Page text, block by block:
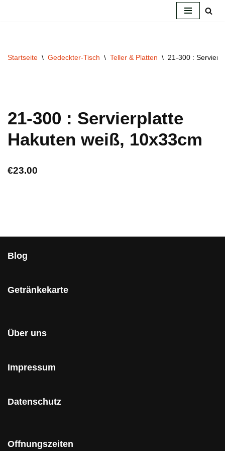
Startseite \ Gedeckter-Tisch \ Teller & Platten \ 21-300 :
21-300 : Servierplatte
Hakuten weiß, 10x33cm
€23.00
Blog
Getränkekarte
Über uns
Impressum
Datenschutz
Offnungszeiten